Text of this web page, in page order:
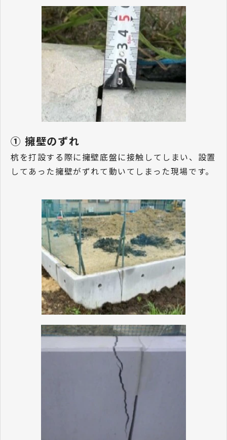
① 擁壁のずれ
杭を打設する際に擁壁底盤に接触してしまい、設置
してあった擁壁がずれて動いてしまった現場です。